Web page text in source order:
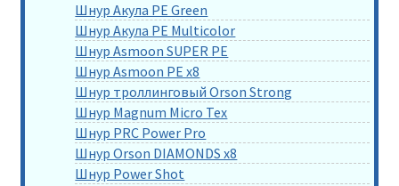
Шнур Акула PE Green
Шнур Акула PE Multicolor
Шнур Asmoon SUPER PE
Шнур Asmoon PE x8
Шнур троллинговый Orson Strong
Шнур Magnum Micro Tex
Шнур PRC Power Pro
Шнур Orson DIAMONDS x8
Шнур Power Shot